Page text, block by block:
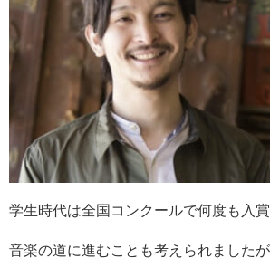
学生時代は全国コンクールで何度も入賞
音楽の道に進むことも考えられましたが